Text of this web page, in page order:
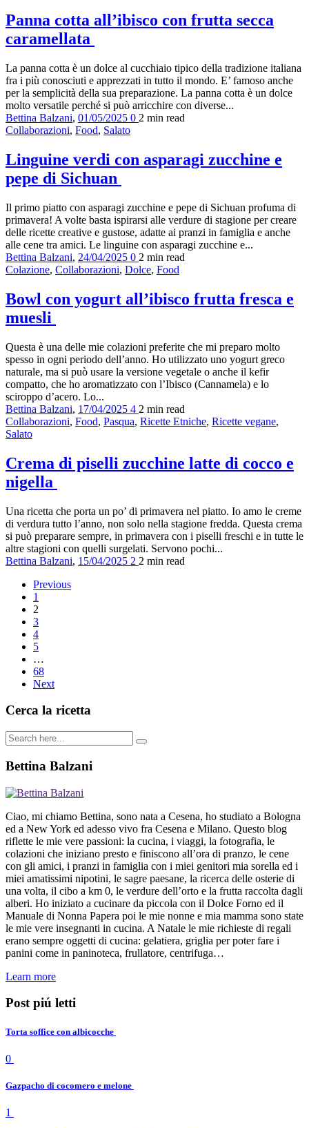
Panna cotta all’ibisco con frutta secca
caramellata
La panna cotta è un dolce al cucchiaio tipico della tradizione italiana
fra i più conosciuti e apprezzati in tutto il mondo. E’ famoso anche
per la semplicità della sua preparazione. La panna cotta è un dolce
molto versatile perché si può arricchire con diverse...
Bettina Balzani, 01/05/2025 0 2 min read
Collaborazioni, Food, Salato
Linguine verdi con asparagi zucchine e
pepe di Sichuan
Il primo piatto con asparagi zucchine e pepe di Sichuan profuma di
primavera! A volte basta ispirarsi alle verdure di stagione per creare
delle ricette creative e gustose, adatte ai pranzi in famiglia e anche
alle cene tra amici. Le linguine con asparagi zucchine e...
Bettina Balzani, 24/04/2025 0 2 min read
Colazione, Collaborazioni, Dolce, Food
Bowl con yogurt all’ibisco frutta fresca e
muesli
Questa è una delle mie colazioni preferite che mi preparo molto
spesso in ogni periodo dell’anno. Ho utilizzato uno yogurt greco
naturale, ma si può usare la versione vegetale o anche il kefir
compatto, che ho aromatizzato con l’Ibisco (Cannamela) e lo
sciroppo d’acero. Lo...
Bettina Balzani, 17/04/2025 4 2 min read
Collaborazioni, Food, Pasqua, Ricette Etniche, Ricette vegane,
Salato
Crema di piselli zucchine latte di cocco e
nigella
Una ricetta che porta un po’ di primavera nel piatto. Io amo le creme
di verdura tutto l’anno, non solo nella stagione fredda. Questa crema
si può preparare sempre, in primavera con i piselli freschi e in tutte le
altre stagioni con quelli surgelati. Servono pochi...
Bettina Balzani, 15/04/2025 2 2 min read
Previous
1
2
3
4
5
…
68
Next
Cerca la ricetta
Bettina Balzani
Ciao, mi chiamo Bettina, sono nata a Cesena, ho studiato a Bologna
ed a New York ed adesso vivo fra Cesena e Milano. Questo blog
riflette le mie vere passioni: la cucina, i viaggi, la fotografia, le
colazioni che iniziano presto e finiscono all’ora di pranzo, le cene
con gli amici, i pranzi in famiglia con i miei genitori mia sorella ed i
miei amatissimi nipotini, le sagre paesane, la ricerca delle osterie di
una volta, il cibo a km 0, le verdure dell’orto e la frutta raccolta dagli
alberi. Ho iniziato a cucinare da piccola con il Dolce Forno ed il
Manuale di Nonna Papera poi le mie nonne e mia mamma sono state
le mie vere insegnanti in cucina. A Natale le mie richieste di regali
erano sempre oggetti di cucina: gelatiera, griglia per poter fare i
panini come in paninoteca, frullatore, centrifuga…
Learn more
Post piú letti
Torta soffice con albicocche
0
Gazpacho di cocomero e melone
1